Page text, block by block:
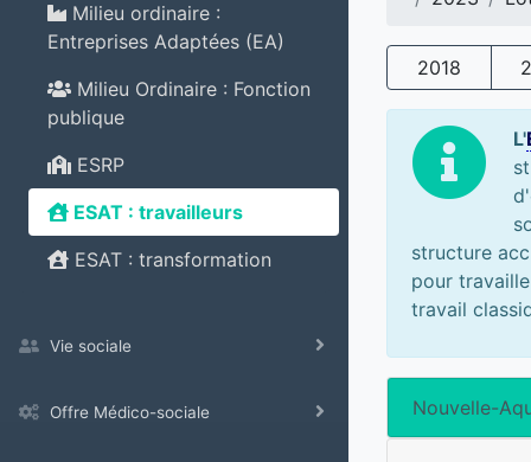
Milieu ordinaire :
Entreprises Adaptées (EA)
Milieu Ordinaire : Fonction
publique
ESRP
ESAT : travailleurs
ESAT : transformation
Vie sociale
Offre Médico-sociale
2018
L'
structure
pour
travail
Nouvelle-